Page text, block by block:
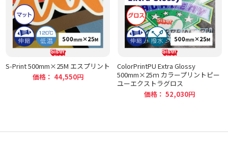
S-Print 500mm×25M エスプリント
価格： 44,550円
ColorPrintPU Extra Glossy
500mm×25ｍ カラープリントピー
ユーエクストラグロス
価格： 52,030円